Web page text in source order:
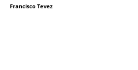
Francisco Tevez